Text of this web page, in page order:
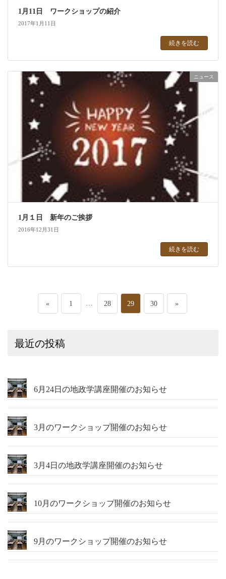
1月11日 ワークショップの紹介
2017年1月11日
続きを読む
ニュース
1月１日 新年のご挨拶
2016年12月31日
続きを読む
の
ー
ジ
送
り
« ペ
1 … ペ
28 ペ
29 ペ
30 »
最近の投稿
6月24日の地政学講座開催のお知らせ
3月のワークショップ開催のお知らせ
3月4日の地政学講座開催のお知らせ
10月のワークショップ開催のお知らせ
9月のワークショップ開催のお知らせ